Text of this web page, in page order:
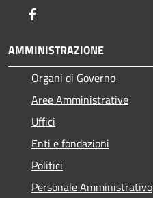
AMMINISTRAZIONE
Organi di Governo
Aree Amministrative
Uffici
Enti e fondazioni
Politici
Personale Amministrativo